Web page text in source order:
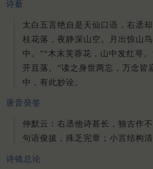
诗薮
太白五言绝自是天仙口语，右丞
桂花落，夜静深山空。月出惊山
中。”“木末芙蓉花，山中发红萼
开且落。”读之身世两忘，万念皆
中，有此妙诠。
唐音癸签
仲默云：右丞他诗甚长，独古作
句语俊拔，殊乏完章；小言结构清
诗镜总论